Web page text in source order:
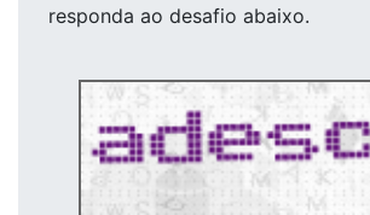
responda ao desafio abaixo.